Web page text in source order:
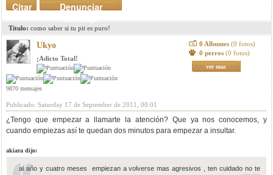
Denunciar
mensaje
Citar
Titulo: como saber si tu pit es puro!
Ukyo
¡Adicto Total!
9870 mensajes
0 Albumes (0 fotos)
0 perros (0 fotos)
ver mas
Publicado: Saturday 17 de September de 2011, 00:01
¿Tengo que empezar a llamarte la atención? Que ya nos conocemos, y
cuando empiezas así te quedan dos minutos para empezar a insultar.
akiara dijo:
al año y cuatro meses empiezan a volverse mas agresivos , ten cuidado no te